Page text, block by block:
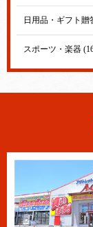
日用品・ギフト贈
スポーツ・楽器